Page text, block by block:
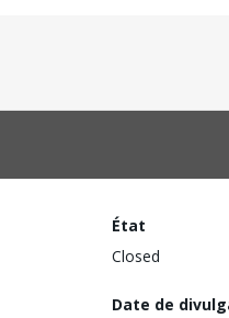
État
Closed
Date de